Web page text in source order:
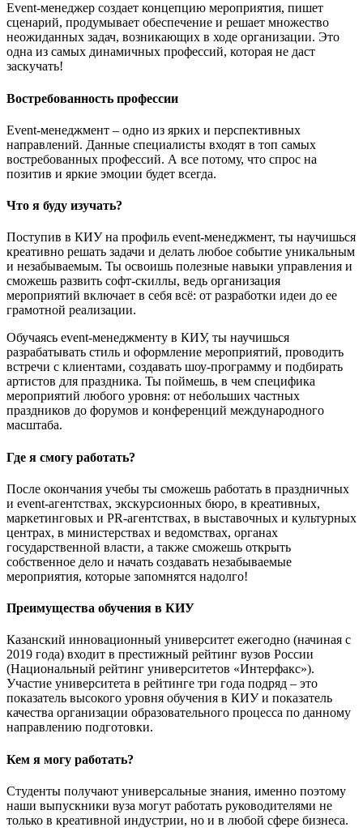
Event-менеджер создает концепцию мероприятия, пишет
сценарий, продумывает обеспечение и решает множество
неожиданных задач, возникающих в ходе организации. Это
одна из самых динамичных профессий, которая не даст
заскучать!
Востребованность профессии
Event-менеджмент – одно из ярких и перспективных
направлений. Данные специалисты входят в топ самых
востребованных профессий. А все потому, что спрос на
позитив и яркие эмоции будет всегда.
Что я буду изучать?
Поступив в КИУ на профиль event-менеджмент, ты научишься
креативно решать задачи и делать любое событие уникальным
и незабываемым. Ты освоишь полезные навыки управления и
сможешь развить софт-скиллы, ведь организация
мероприятий включает в себя всё: от разработки идеи до ее
грамотной реализации.
Обучаясь event-менеджменту в КИУ, ты научишься
разрабатывать стиль и оформление мероприятий, проводить
встречи с клиентами, создавать шоу-программу и подбирать
артистов для праздника. Ты поймешь, в чем специфика
мероприятий любого уровня: от небольших частных
праздников до форумов и конференций международного
масштаба.
Где я смогу работать?
После окончания учебы ты сможешь работать в праздничных
и event-агентствах, экскурсионных бюро, в креативных,
маркетинговых и PR-агентствах, в выставочных и культурных
центрах, в министерствах и ведомствах, органах
государственной власти, а также сможешь открыть
собственное дело и начать создавать незабываемые
мероприятия, которые запомнятся надолго!
Преимущества обучения в КИУ
Казанский инновационный университет ежегодно (начиная с
2019 года) входит в престижный рейтинг вузов России
(Национальный рейтинг университетов «Интерфакс»).
Участие университета в рейтинге три года подряд – это
показатель высокого уровня обучения в КИУ и показатель
качества организации образовательного процесса по данному
направлению подготовки.
Кем я могу работать?
Студенты получают универсальные знания, именно поэтому
наши выпускники вуза могут работать руководителями не
только в креативной индустрии, но и в любой сфере бизнеса.